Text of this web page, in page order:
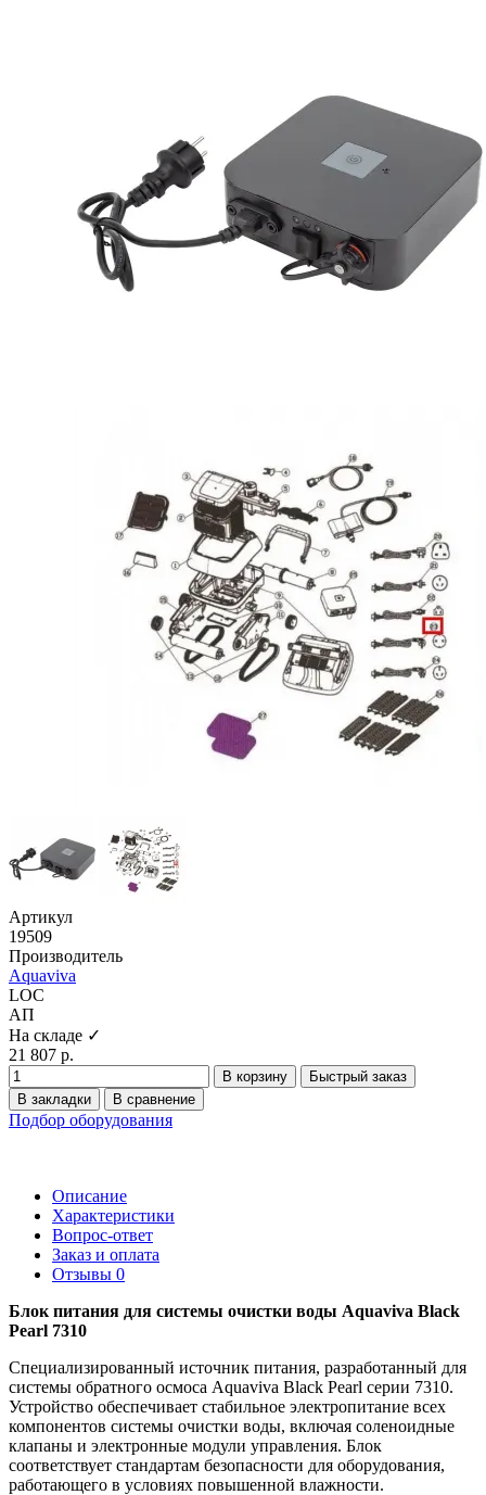
Артикул
19509
Производитель
Aquaviva
LOC
АП
На складе ✓
21 807 р.
В корзину
Быстрый заказ
В закладки
В сравнение
Подбор оборудования
Описание
Характеристики
Вопрос-ответ
Заказ и оплата
Отзывы 0
Блок питания для системы очистки воды Aquaviva Black
Pearl 7310
Специализированный источник питания, разработанный для
системы обратного осмоса Aquaviva Black Pearl серии 7310.
Устройство обеспечивает стабильное электропитание всех
компонентов системы очистки воды, включая соленоидные
клапаны и электронные модули управления. Блок
соответствует стандартам безопасности для оборудования,
работающего в условиях повышенной влажности.